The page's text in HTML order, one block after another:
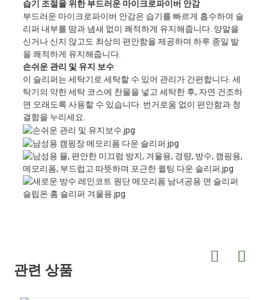
습기 조절을 위한 부드러운 마이크로파이버 안감
부드러운 마이크로파이버 안감은 습기를 빠르게 흡수하여 슬
리퍼 내부를 땀과 냄새 없이 쾌적하게 유지해줍니다. 양말을
신거나 신지 않고도 최상의 편안함을 제공하며 하루 종일 발
을 쾌적하게 유지해줍니다.
손쉬운 관리 및 유지 보수
이 슬리퍼는 세탁기로 세탁할 수 있어 관리가 간편합니다. 세
탁기의 약한 세탁 코스에 찬물을 넣고 세탁한 후, 자연 건조하
면 오래도록 사용할 수 있습니다. 번거로움 없이 편안함과 청
결함을 누리세요.
관련 상품